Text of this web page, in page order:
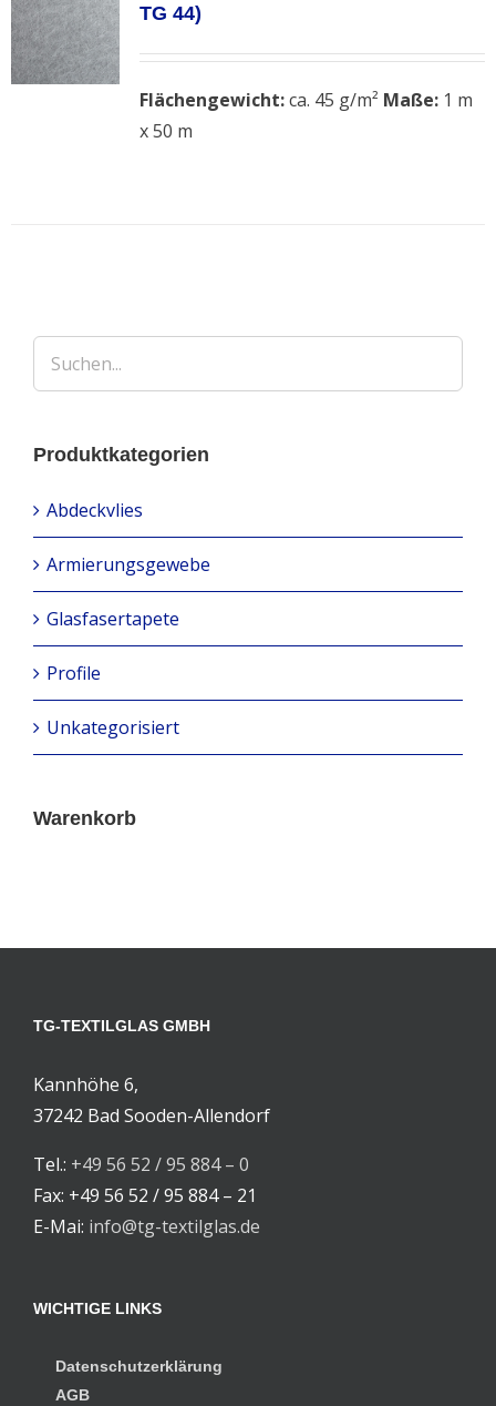
TG 44)
Flächengewicht:ca. 45 g/m² Maße:1 m
x 50 m
Produktkategorien
Abdeckvlies
Armierungsgewebe
Glasfasertapete
Profile
Unkategorisiert
Warenkorb
TG-TEXTILGLAS GMBH
Kannhöhe 6,
37242 Bad Sooden-Allendorf
Tel.: +49 56 52 / 95 884 – 0
Fax: +49 56 52 / 95 884 – 21
E-Mai: info@tg-textilglas.de
WICHTIGE LINKS
Datenschutzerklärung
AGB